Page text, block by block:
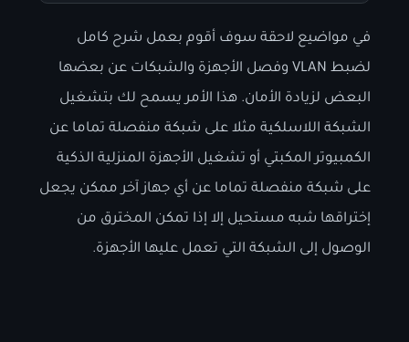
في مواضيع لاحقة سوف أقوم بعمل شرح كامل
لضبط VLAN وفصل الأجهزة والشبكات عن بعضها
البعض لزيادة الأمان. هذا الأمر يسمح لك بتشغيل
الشبكة اللاسلكية مثلا على شبكة منفصلة تماما عن
الكمبيوتر المكبتي أو تشغيل الأجهزة المنزلية الذكية
على شبكة منفصلة تماما عن أي جهاز آخر ممكن يجعل
إختراقها شبه مستحيل إلا إذا تمكن المخترق من
الوصول إلى الشبكة التي تعمل عليها الأجهزة.